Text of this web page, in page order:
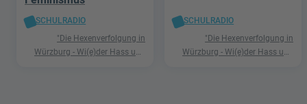
SCHULRADIO
"Die Hexenverfolgung in
Würzburg - Wi(e)der Hass und
SCHULRADIO
"Die Hexenverfolgung in
Würzburg - Wi(e)der Hass und